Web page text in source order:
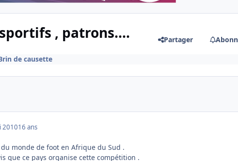
, patrons.... Partager
de causette
201016 ans
monde de foot en Afrique du Sud .
que ce pays organise cette compétition .